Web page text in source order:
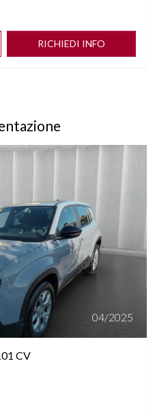
RICHIEDI INFO
04/2025
CV